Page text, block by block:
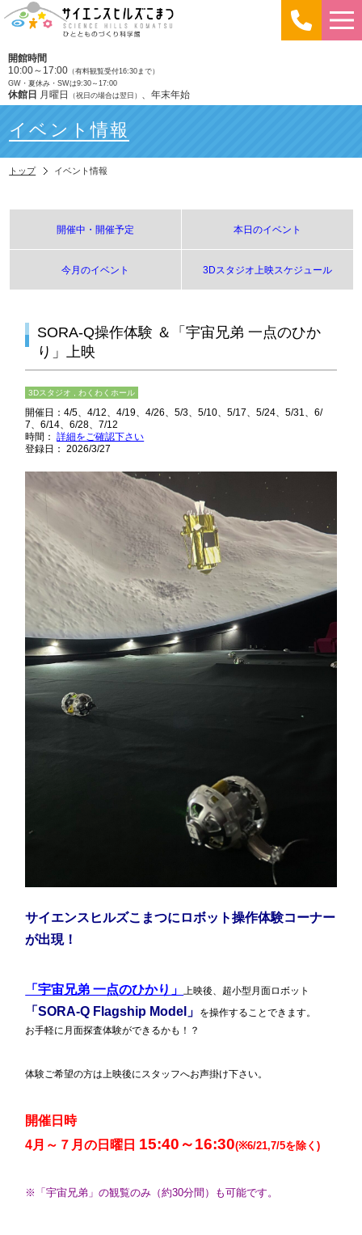
開館時間
10:00～17:00 （有料観覧受付16:30まで）
GW・夏休み・SWは9:30～17:00
休館日 月曜日 （祝日の場合は翌日） 、年末年始
イベント情報
トップ イベント情報
開催中・開催予定 本日のイベント
今月のイベント 3Dスタジオ上映スケジュール
SORA-Q操作体験 ＆「宇宙兄弟 一点のひか
り」上映
3Dスタジオ , わくわくホール
開催日：4/5 4/12 4/19 4/26 5/3 5/10 5/17 5/24 5/31
6/
7
6/14 6/28
7/12
時間：詳細をご確認下さい
登録日： 2026/3/27
サイエンスヒルズこまつにロボット操作体験コーナー
が出現！
「宇宙兄弟 一点のひかり」 上映後、超小型月面ロボット
「SORA-Q Flagship Model」
を操作することできます。
お手軽に月面探査体験ができるかも！？
体験ご希望の方は上映後にスタッフへお声掛け下さい。
開催日時
4月～７月の日曜日 15:40～16:30(※6/21,7/5を除く)
※「宇宙兄弟」の観覧のみ（約30分間）も可能です。